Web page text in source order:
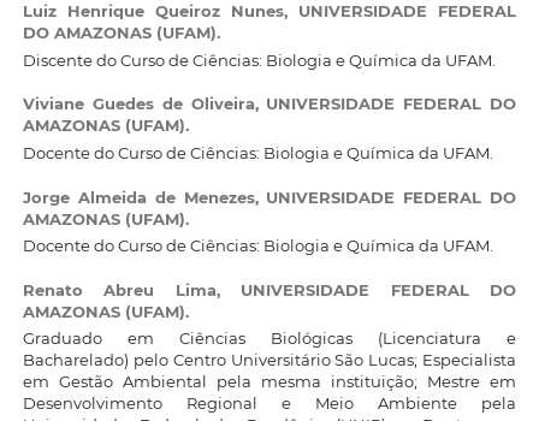
Luiz Henrique Queiroz Nunes, UNIVERSIDADE FEDERAL
DO AMAZONAS (UFAM).
Discente do Curso de Ciências: Biologia e Química da UFAM.
Viviane Guedes de Oliveira, UNIVERSIDADE FEDERAL DO
AMAZONAS (UFAM).
Docente do Curso de Ciências: Biologia e Química da UFAM.
Jorge Almeida de Menezes, UNIVERSIDADE FEDERAL DO
AMAZONAS (UFAM).
Docente do Curso de Ciências: Biologia e Química da UFAM.
Renato Abreu Lima, UNIVERSIDADE FEDERAL DO
AMAZONAS (UFAM).
Graduado em Ciências Biológicas (Licenciatura e
Bacharelado) pelo Centro Universitário São Lucas; Especialista
em Gestão Ambiental pela mesma instituição; Mestre em
Desenvolvimento Regional e Meio Ambiente pela